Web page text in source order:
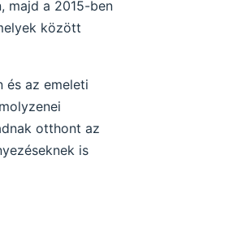
majd a 2015-ben
között
és az emeleti
otthont az
is